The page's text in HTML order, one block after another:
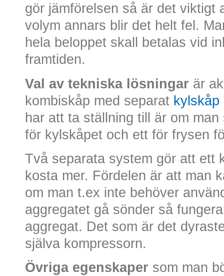
gör jämförelsen så är det viktigt
volym annars blir det helt fel.
hela beloppet skall betalas vid
framtiden.
Val av tekniska lösningar är
kombiskåp med separat kylskåp
har att ta ställning till är om
för kylskåpet och ett för frysen
Två separata system gör att ett
kosta mer. Fördelen är att man
om man t.ex inte behöver
aggregatet gå sönder så
aggregat. Det som är det
själva kompressorn.
Övriga egenskaper som man